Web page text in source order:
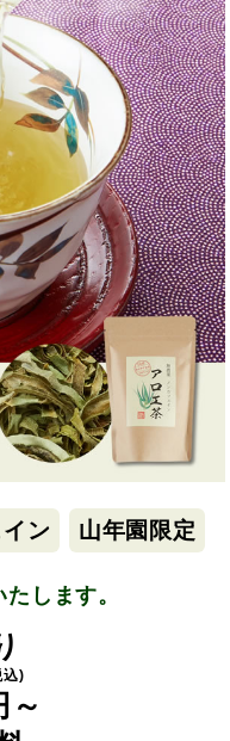
ン 山年園限定
します。
～
込)